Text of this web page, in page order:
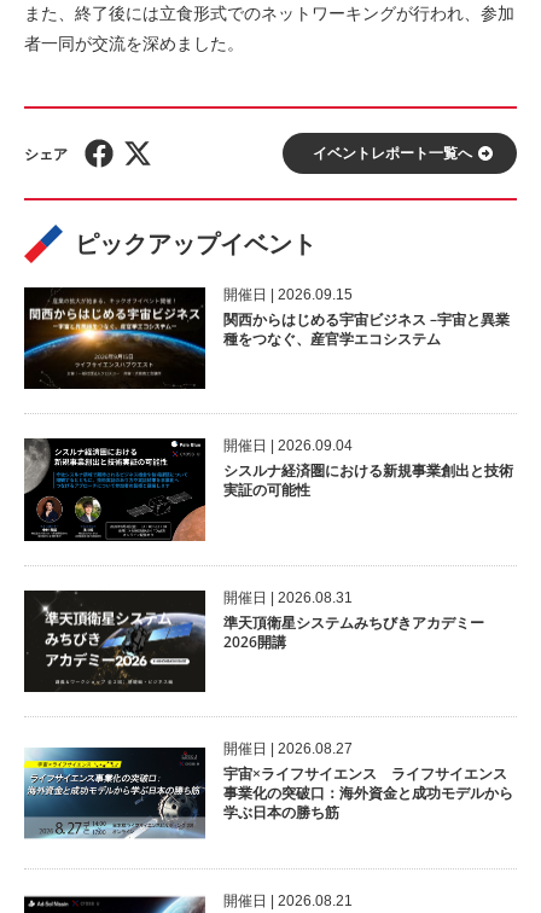
また、終了後には立食形式でのネットワーキングが行われ、参加
者一同が交流を深めました。
イベントレポート⼀覧へ
ピックアップイベント
開催⽇ | 2026.09.15
関西からはじめる宇宙ビジネス –宇宙と異業
種をつなぐ、産官学エコシステム
開催⽇ | 2026.09.04
シスルナ経済圏における新規事業創出と技術
実証の可能性
開催⽇ | 2026.08.31
準天頂衛星システムみちびきアカデミー
2026開講
開催⽇ | 2026.08.27
宇宙×ライフサイエンス ライフサイエンス
事業化の突破口：海外資金と成功モデルから
学ぶ日本の勝ち筋
開催⽇ | 2026.08.21